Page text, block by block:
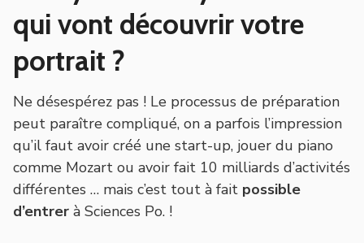
qui vont découvrir votre
portrait ?
Ne désespérez pas ! Le processus de préparation
peut paraître compliqué, on a parfois l’impression
qu’il faut avoir créé une start-up, jouer du piano
comme Mozart ou avoir fait 10 milliards d’activités
différentes … mais c’est tout à fait possible
d’entrer à Sciences Po. !